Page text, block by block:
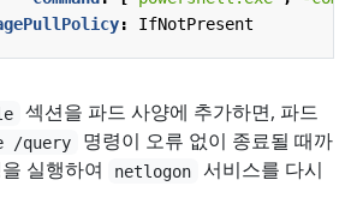
: IfNotPresent
섹션을 파드 사양에 추가하면, 파드
/query
명령이 오류 없이 종료될 때까
실행하여
netlogon
서비스를 다시